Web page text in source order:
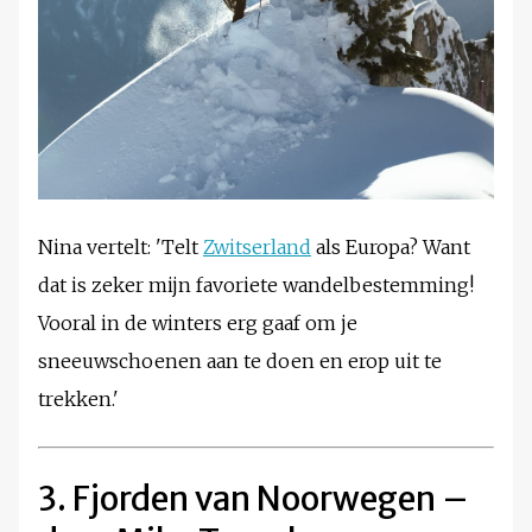
Nina vertelt: 'Telt Zwitserland als Europa? Want
dat is zeker mijn favoriete wandelbestemming!
Vooral in de winters erg gaaf om je
sneeuwschoenen aan te doen en erop uit te
trekken.'
3. Fjorden van Noorwegen –